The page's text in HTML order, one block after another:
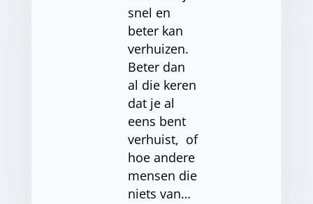
snel en
beter kan
verhuizen.
Beter dan
al die keren
dat je al
eens bent
verhuist, of
hoe andere
mensen die
niets van…